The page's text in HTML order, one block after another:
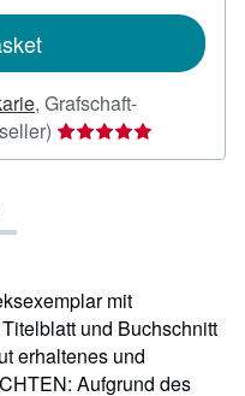
, Grafschaft-
Seller
rating
stars mit
und Buchschnitt
erhaltenes und
Aufgrund des